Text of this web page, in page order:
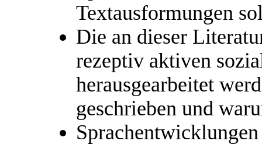
Textausformungen
Die an dieser
rezeptiv aktiven
herausgearbeitet
geschrieben und